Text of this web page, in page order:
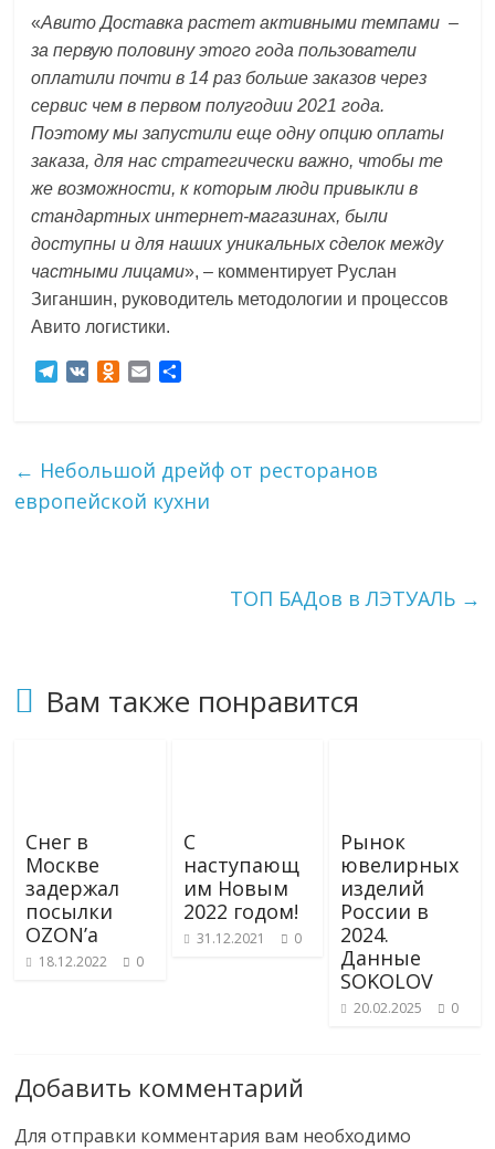
«Авито Доставка растет активными темпами –
за первую половину этого года пользователи
оплатили почти в 14 раз больше заказов через
сервис чем в первом полугодии 2021 года.
Поэтому мы запустили еще одну опцию оплаты
заказа, для нас стратегически важно, чтобы те
же возможности, к которым люди привыкли в
стандартных интернет-магазинах, были
доступны и для наших уникальных сделок между
частными лицами», – комментирует Руслан
Зиганшин, руководитель методологии и процессов
Авито логистики.
T
g
r
a
V
O
l
a
E
l
в
и
← Небольшой дрейф от ресторанов
европейской кухни
ТОП БАДов в ЛЭТУАЛЬ →
Вам также понравится
Снег в
Москве
задержал
посылки
OZON’а
18.12.2022 0
С
наступающ
им Новым
2022 годом!
31.12.2021 0
Рынок
ювелирных
изделий
России в
2024.
Данные
SOKOLOV
20.02.2025 0
Добавить комментарий
Для отправки комментария вам необходимо